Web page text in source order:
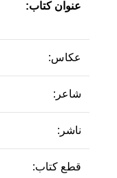
عنوان کتاب:
عکاس:
شاعر:
ناشر:
قطع کتاب: